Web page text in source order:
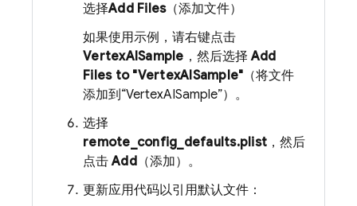
选择Add Files（添加文件）
如果使用示例，请右键点击
VertexAISample ，然后选择Add
Files to "VertexAISample" （将文件
添加到“VertexAISample”）。
选择
remote_config_defaults.plist ，然后
点击Add（添加）。
更新应用代码以引用默认文件：